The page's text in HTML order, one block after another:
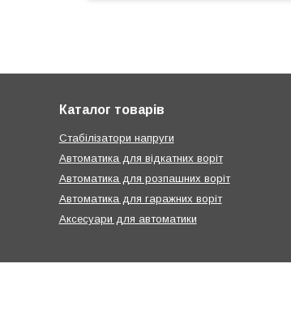
Каталог товарів
Стабілізатори напруги
Автоматика для відкатних воріт
Автоматика для розпашних воріт
Автоматика для гаражних воріт
Аксесуари для автоматики